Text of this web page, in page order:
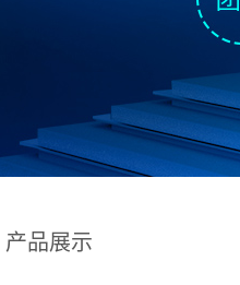
产品展示